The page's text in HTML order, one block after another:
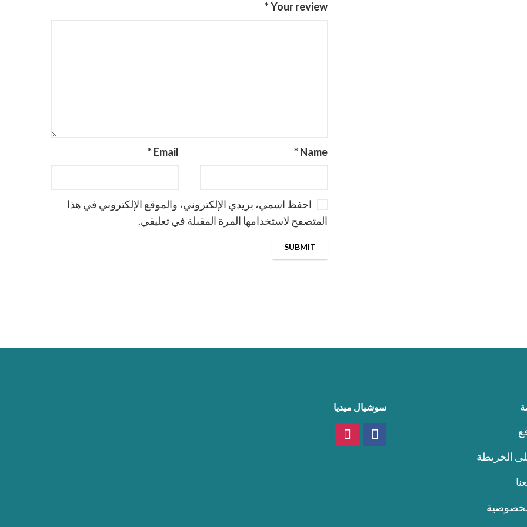
Your review
*
Name
*
Email
*
احفظ اسمي، بريدي الإلكتروني، والموقع الإلكتروني في هذا
المتصفح لاستخدامها المرة المقبلة في تعليقي.
الخريطة
سوشيال ميديا